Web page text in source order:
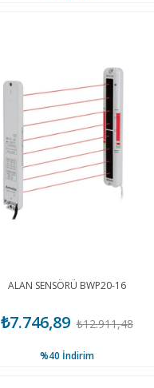
ALAN SENSÖRÜ BWP20-16
₺7.746,89 ₺12.911,48
%40 İndirim